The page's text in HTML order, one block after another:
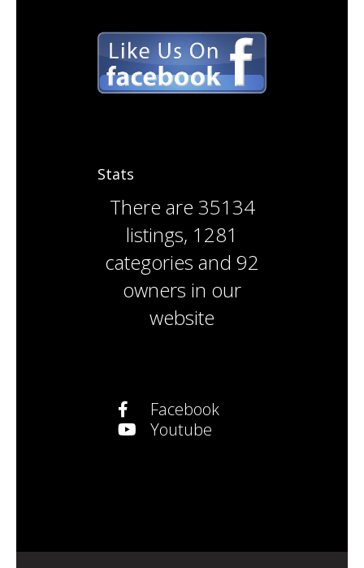
Stats
There are 35134
listings, 1281
categories and 92
owners in our
website
Facebook
Youtube